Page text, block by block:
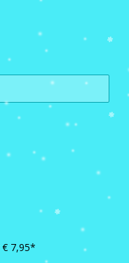
€ 7,95*